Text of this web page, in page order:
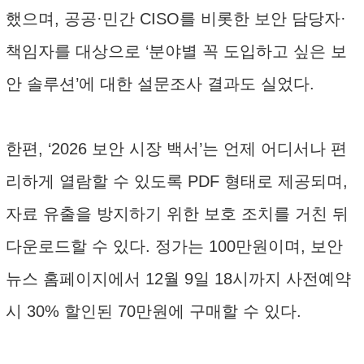
했으며, 공공·민간 CISO를 비롯한 보안 담당자·
책임자를 대상으로 ‘분야별 꼭 도입하고 싶은 보
안 솔루션’에 대한 설문조사 결과도 실었다.
한편, ‘2026 보안 시장 백서’는 언제 어디서나 편
리하게 열람할 수 있도록 PDF 형태로 제공되며,
자료 유출을 방지하기 위한 보호 조치를 거친 뒤
다운로드할 수 있다. 정가는 100만원이며, 보안
뉴스 홈페이지에서 12월 9일 18시까지 사전예약
시 30% 할인된 70만원에 구매할 수 있다.